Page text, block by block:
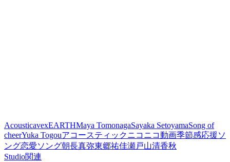
AcousticavexEARTHMaya TomonagaSayaka SetoyamaSong of
cheerYuka Togouアコースティックニコニコ動画季節感応援ソ
ング恋愛ソング朝長真弥東郷祐佳瀬戸山清香秋
Studio関連